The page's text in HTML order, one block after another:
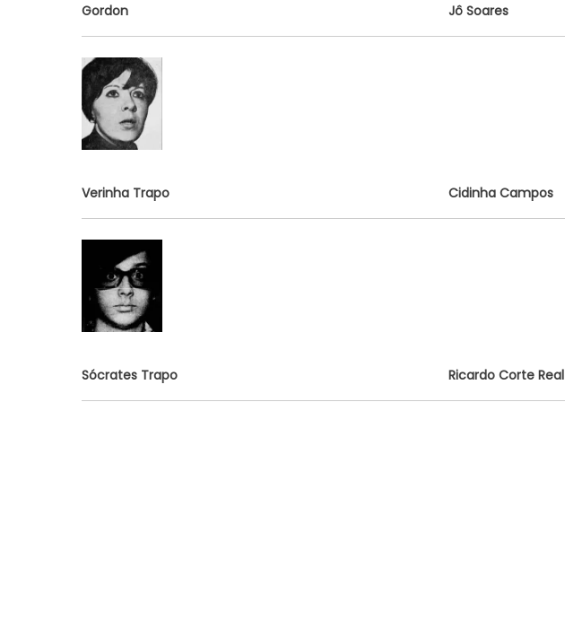
Gordon Jô Soares
Verinha Trapo Cidinha Campos
Sócrates Trapo Ricardo Corte Real